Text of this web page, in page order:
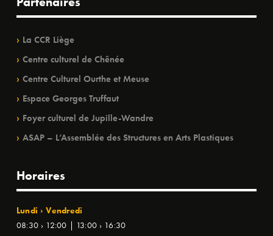
La CCR Liège
Centre culturel de Chênée
Centre Culturel Ourthe et Meuse
Espace Georges Truffaut
Foyer culturel de Jupille-Wandre
ASAP – L’Assemblée des Structures en Arts Plastiques
Horaires
Lundi › Vendredi
08:30 › 12:00 | 13:00 › 16:30